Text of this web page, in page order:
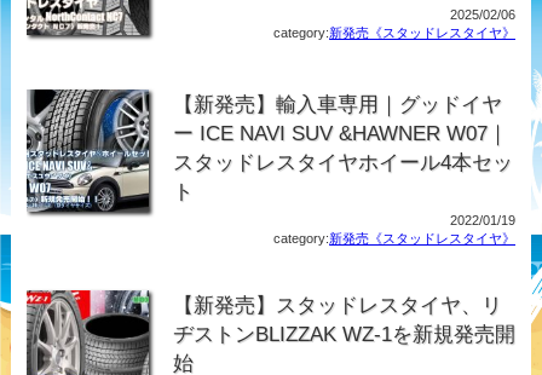
2025/02/06
category:新発売《スタッドレスタイヤ》
【新発売】輸入車専用｜グッドイヤ
ー ICE NAVI SUV &HAWNER W07｜
スタッドレスタイヤホイール4本セッ
ト
2022/01/19
category:新発売《スタッドレスタイヤ》
【新発売】スタッドレスタイヤ、リ
ヂストンBLIZZAK WZ-1を新規発売開
始